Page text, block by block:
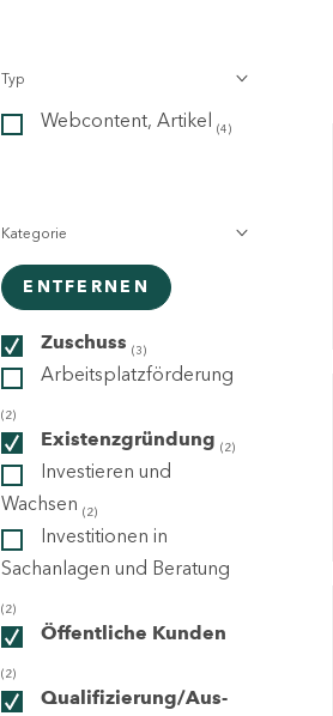
Typ
Webcontent, Artikel (4)
Kategorie
ENTFERNEN
Zuschuss (3)
Arbeitsplatzförderung
(2)
Existenzgründung (2)
Investieren und
Wachsen (2)
Investitionen in
Sachanlagen und Beratung
(2)
Öffentliche Kunden
(2)
Qualifizierung/Aus-